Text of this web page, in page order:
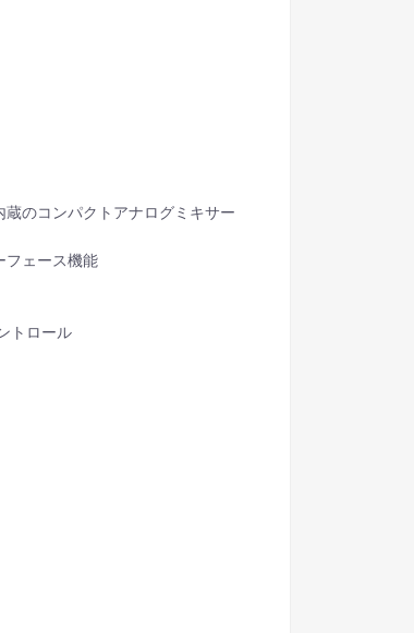
のコンパクトアナログミキサー
フェース機能
トロール